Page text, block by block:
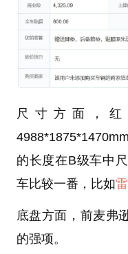
尺寸方面，
的长度在B级车中
车比较一番，比如
底盘方面，前麦弗
的强项。